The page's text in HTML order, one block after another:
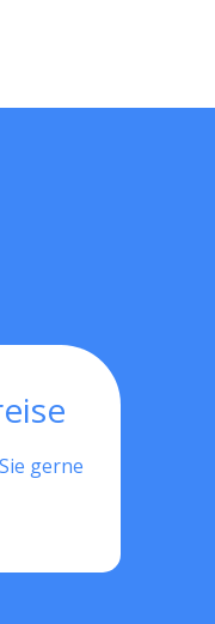
gerne